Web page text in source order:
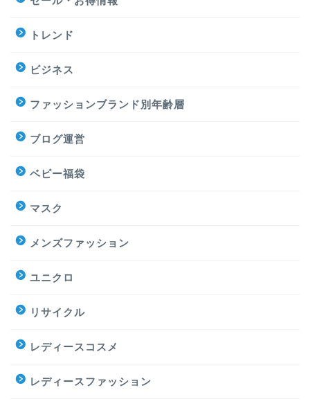
トレンド
ビジネス
ファッションブランド別年齢層
ブログ運営
ベビー福袋
マスク
メンズファッション
ユニクロ
リサイクル
レディースコスメ
レディースファッション